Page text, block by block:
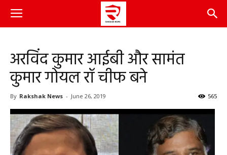
अरविंद कुमार आईबी और सामंत
कुमार गोयल रॉ चीफ बने
By Rakshak News - June 26, 2019 565